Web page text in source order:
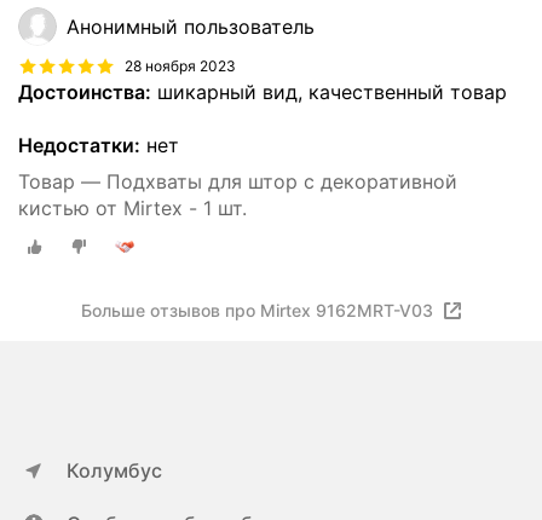
Анонимный пользователь
28 ноября 2023
Достоинства: шикарный вид, качественный товар
Недостатки: нет
Товар — Подхваты для штор с декоративной
кистью от Mirtex - 1 шт.
Больше отзывов про Mirtex 9162MRT-V03
Колумбус